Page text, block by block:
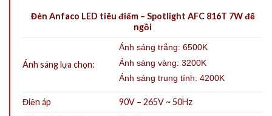
Đèn Anfaco LED tiêu điểm – Spotlight AFC 816T 7W đế
ngồi
Ánh sáng lựa chọn:
Ánh sáng trắng: 6500K
Ánh sáng vàng: 3200K
Ánh sáng trung tính: 4200K
Điện áp
90V – 265V ~ 50Hz